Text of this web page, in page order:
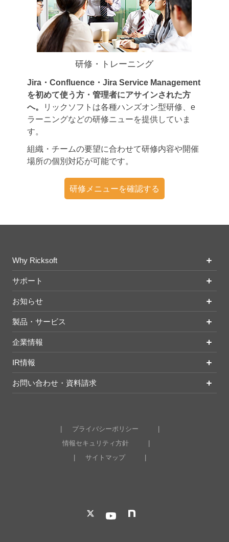
研修・トレーニング
Jira・Confluence・Jira Service Management
を初めて使う方・管理者にアサインされた方
へ。
リックソフトは各種ハンズオン型研修、e
ラーニングなどの研修ニューを提供していま
す。
組織・チームの要望に合わせて研修内容や開催
場所の個別対応が可能です。
研修メニューを確認する
Why Ricksoft
サポート
お知らせ
製品・サービス
企業情報
IR情報
お問い合わせ・資料請求
プライバシーポリシー
情報セキュリティ方針
サイトマップ